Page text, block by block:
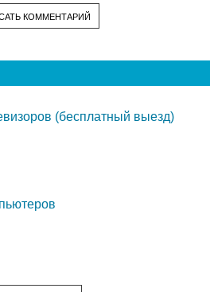
КОММЕНТАРИЙ
(бесплатный выезд)